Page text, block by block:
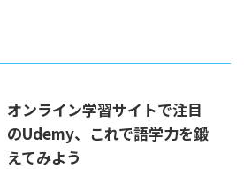
オンライン学習サイトで注目
のUdemy、これで語学力を鍛
えてみよう